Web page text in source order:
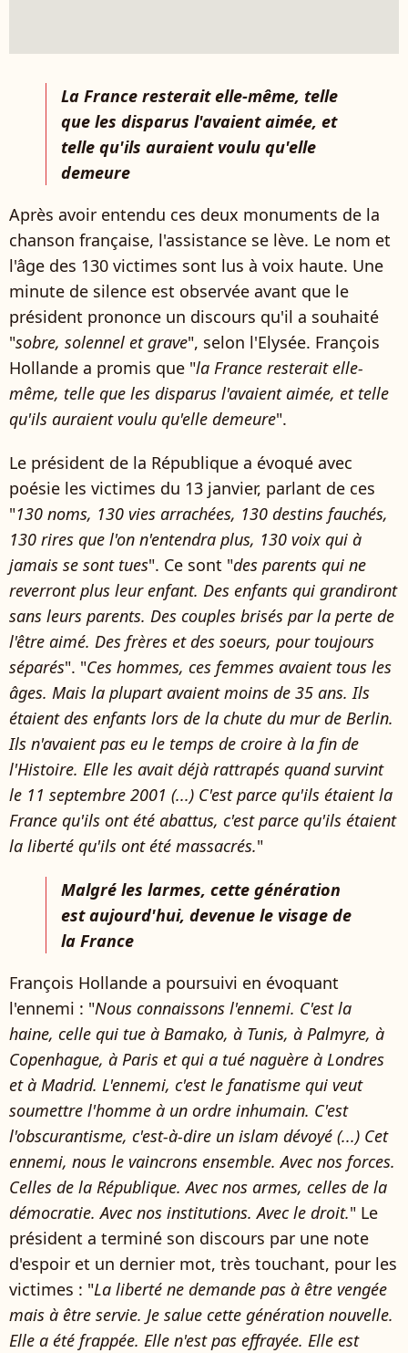
La France resterait elle-même, telle
que les disparus l'avaient aimée, et
telle qu'ils auraient voulu qu'elle
demeure
Après avoir entendu ces deux monuments de la
chanson française, l'assistance se lève. Le nom et
l'âge des 130 victimes sont lus à voix haute. Une
minute de silence est observée avant que le
président prononce un discours qu'il a souhaité
"sobre, solennel et grave", selon l'Elysée. François
Hollande a promis que "la France resterait elle-
même, telle que les disparus l'avaient aimée, et telle
qu'ils auraient voulu qu'elle demeure".
Le président de la République a évoqué avec
poésie les victimes du 13 janvier, parlant de ces
"130 noms, 130 vies arrachées, 130 destins fauchés,
130 rires que l'on n'entendra plus, 130 voix qui à
jamais se sont tues". Ce sont "des parents qui ne
reverront plus leur enfant. Des enfants qui grandiront
sans leurs parents. Des couples brisés par la perte de
l'être aimé. Des frères et des soeurs, pour toujours
séparés". "Ces hommes, ces femmes avaient tous les
âges. Mais la plupart avaient moins de 35 ans. Ils
étaient des enfants lors de la chute du mur de Berlin.
Ils n'avaient pas eu le temps de croire à la fin de
l'Histoire. Elle les avait déjà rattrapés quand survint
le 11 septembre 2001 (...) C'est parce qu'ils étaient la
France qu'ils ont été abattus, c'est parce qu'ils étaient
la liberté qu'ils ont été massacrés."
Malgré les larmes, cette génération
est aujourd'hui, devenue le visage de
la France
François Hollande a poursuivi en évoquant
l'ennemi : "Nous connaissons l'ennemi. C'est la
haine, celle qui tue à Bamako, à Tunis, à Palmyre, à
Copenhague, à Paris et qui a tué naguère à Londres
et à Madrid. L'ennemi, c'est le fanatisme qui veut
soumettre l'homme à un ordre inhumain. C'est
l'obscurantisme, c'est-à-dire un islam dévoyé (...) Cet
ennemi, nous le vaincrons ensemble. Avec nos forces.
Celles de la République. Avec nos armes, celles de la
démocratie. Avec nos institutions. Avec le droit." Le
président a terminé son discours par une note
d'espoir et un dernier mot, très touchant, pour les
victimes : "La liberté ne demande pas à être vengée
mais à être servie. Je salue cette génération nouvelle.
Elle a été frappée. Elle n'est pas effrayée. Elle est